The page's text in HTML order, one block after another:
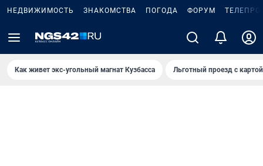
НЕДВИЖИМОСТЬ ЗНАКОМСТВА ПОГОДА ФОРУМ
Как живет экс-угольный магнат Кузбасса Льготный проезд с